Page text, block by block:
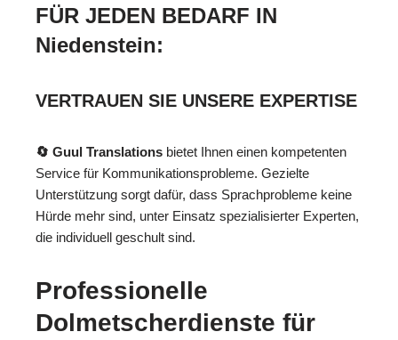
FÜR JEDEN BEDARF IN
Niedenstein:
VERTRAUEN SIE UNSERE EXPERTISE
🔄 Guul Translations bietet Ihnen einen kompetenten
Service für Kommunikationsprobleme. Gezielte
Unterstützung sorgt dafür, dass Sprachprobleme keine
Hürde mehr sind, unter Einsatz spezialisierter Experten,
die individuell geschult sind.
Professionelle
Dolmetscherdienste für